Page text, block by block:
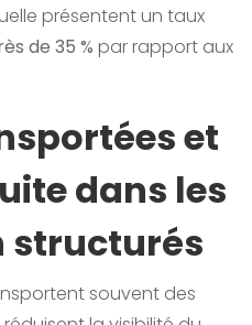
présentent un taux
de 35 % par rapport aux
et
dans les
structurés
souvent des